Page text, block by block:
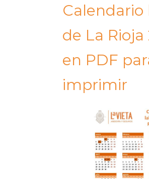
Calendario
de La Rioja
en PDF
imprimir​